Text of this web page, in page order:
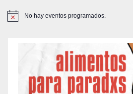
No hay eventos programados.